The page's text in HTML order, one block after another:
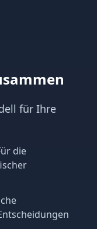
für Ihre
die